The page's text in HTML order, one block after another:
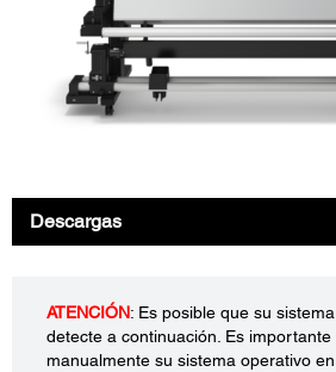
Descargas
ATENCIÓN: Es posible que su
detecte a continuación. Es
manualmente su sistema operativo